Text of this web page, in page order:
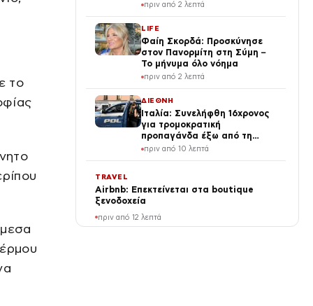
το
πριν από 2 λεπτά
LIFE
Φαίη Σκορδά: Προσκύνησε
στον Πανορμίτη στη Σύμη –
Το μήνυμα όλο νόημα
πριν από 2 λεπτά
ΔΙΕΘΝΗ
Ιταλία: Συνελήφθη 16χρονος
για τρομοκρατική
προπαγάνδα έξω από τη
Φλωρεντία
πριν από 10 λεπτά
TRAVEL
Airbnb: Επεκτείνεται στα boutique
ξενοδοχεία
πριν από 12 λεπτά